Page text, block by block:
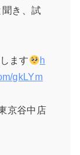
き、試
ます
h
gkLYm
京谷中店